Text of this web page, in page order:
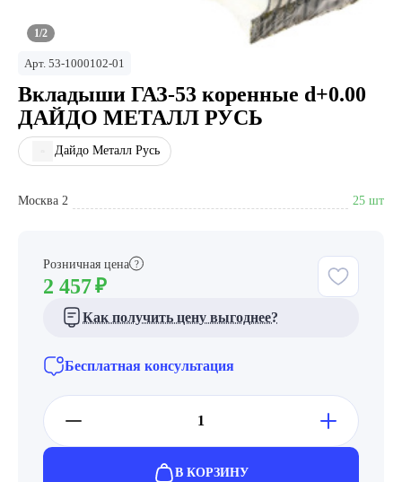
Розничная цена ?
2 457₽
Как получить цену выгоднее?
Бесплатная консультация
В КОРЗИНУ
1/2
Арт. 53-1000102-01
Вкладыши ГАЗ-53 коренные d+0.00
ДАЙДО МЕТАЛЛ РУСЬ
Дайдо Металл Русь
Москва 2 25 шт